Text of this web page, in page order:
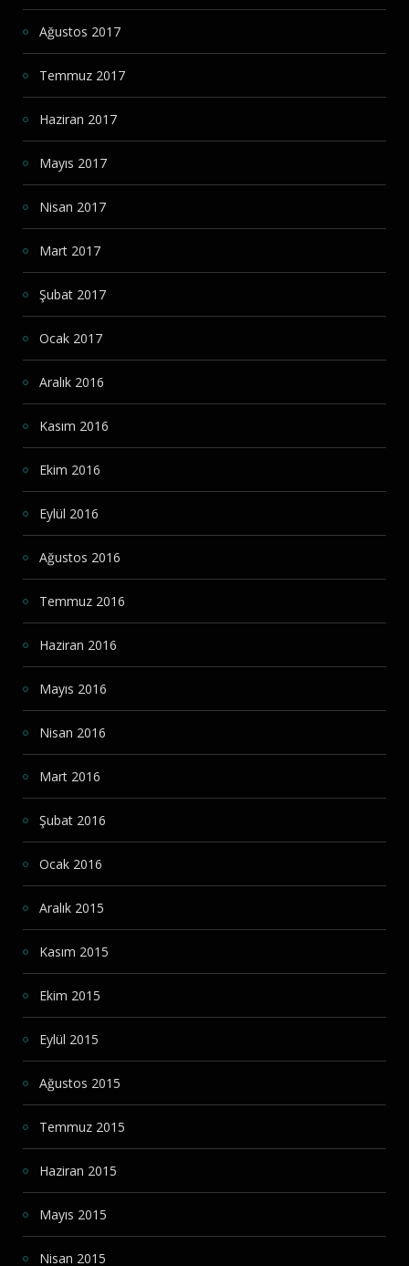
Ağustos 2017
Temmuz 2017
Haziran 2017
Mayıs 2017
Nisan 2017
Mart 2017
Şubat 2017
Ocak 2017
Aralık 2016
Kasım 2016
Ekim 2016
Eylül 2016
Ağustos 2016
Temmuz 2016
Haziran 2016
Mayıs 2016
Nisan 2016
Mart 2016
Şubat 2016
Ocak 2016
Aralık 2015
Kasım 2015
Ekim 2015
Eylül 2015
Ağustos 2015
Temmuz 2015
Haziran 2015
Mayıs 2015
Nisan 2015